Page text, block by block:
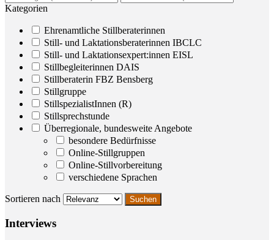
Kategorien
Ehrenamtliche Stillberaterinnen
Still- und Laktationsberaterinnen IBCLC
Still- und Laktationsexpert:innen EISL
Stillbegleiterinnen DAIS
Stillberaterin FBZ Bensberg
Stillgruppe
StillspezialistInnen (R)
Stillsprechstunde
Überregionale, bundesweite Angebote
besondere Bedürfnisse
Online-Stillgruppen
Online-Stillvorbereitung
verschiedene Sprachen
Sortieren nach
Inter­views